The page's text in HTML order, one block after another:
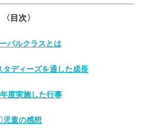
〈目次〉
バルクラスとは
タディーズを通した成長
度実施した行事
児童の感想